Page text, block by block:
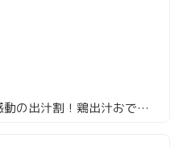
【六本木】「とりばか」で感動の出汁割！鶏出汁おでんとチューリップ唐揚げも絶品